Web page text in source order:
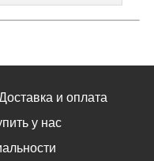
и оплата
у нас